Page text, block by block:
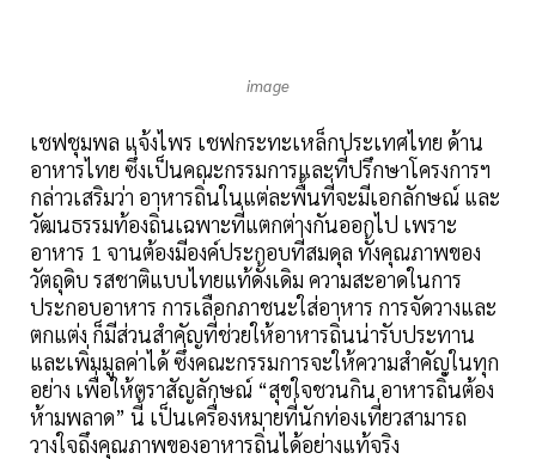
image
เชฟชุมพล แจ้งไพร เชฟกระทะเหล็กประเทศไทย ด้าน
อาหารไทย ซึ่งเป็นคณะกรรมการและที่ปรึกษาโครงการฯ
กล่าวเสริมว่า อาหารถิ่นในแต่ละพื้นที่จะมีเอกลักษณ์ และ
วัฒนธรรมท้องถิ่นเฉพาะที่แตกต่างกันออกไป เพราะ
อาหาร 1 จานต้องมีองค์ประกอบที่สมดุล ทั้งคุณภาพของ
วัตถุดิบ รสชาติแบบไทยแท้ดั้งเดิม ความสะอาดในการ
ประกอบอาหาร การเลือกภาชนะใส่อาหาร การจัดวางและ
ตกแต่ง ก็มีส่วนสำคัญที่ช่วยให้อาหารถิ่นน่ารับประทาน
และเพิ่มมูลค่าได้ ซึ่งคณะกรรมการจะให้ความสำคัญในทุก
อย่าง เพื่อให้ตราสัญลักษณ์ “สุขใจชวนกิน อาหารถิ่นต้อง
ห้ามพลาด” นี้ เป็นเครื่องหมายที่นักท่องเที่ยวสามารถ
วางใจถึงคุณภาพของอาหารถิ่นได้อย่างแท้จริง